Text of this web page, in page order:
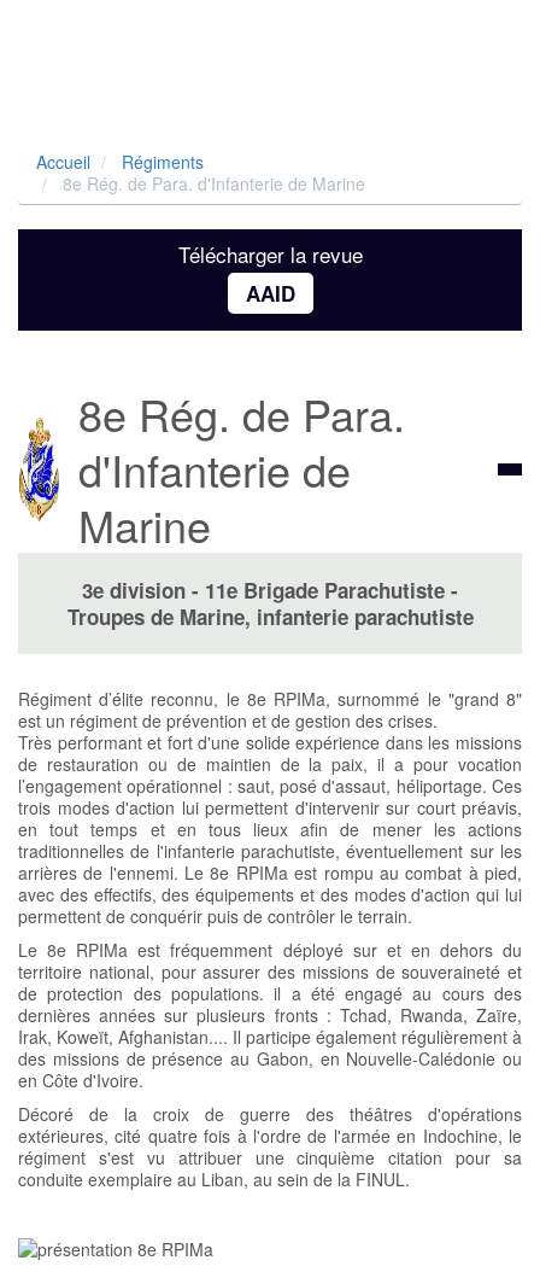
Accueil
Régiments
8e Rég. de Para. d'Infanterie de Marine
Télécharger la revue
AAID
8e Rég. de Para.
d'Infanterie de
Marine
3e division - 11e Brigade Parachutiste -
Troupes de Marine, infanterie parachutiste
Régiment d’élite reconnu, le 8e RPIMa, surnommé le "grand 8"
est un régiment de prévention et de gestion des crises.
Très performant et fort d'une solide expérience dans les missions
de restauration ou de maintien de la paix, il a pour vocation
l’engagement opérationnel : saut, posé d'assaut, héliportage. Ces
trois modes d'action lui permettent d'intervenir sur court préavis,
en tout temps et en tous lieux afin de mener les actions
traditionnelles de l'infanterie parachutiste, éventuellement sur les
arrières de l'ennemi. Le 8e RPIMa est rompu au combat à pied,
avec des effectifs, des équipements et des modes d'action qui lui
permettent de conquérir puis de contrôler le terrain.
Le 8e RPIMa est fréquemment déployé sur et en dehors du
territoire national, pour assurer des missions de souveraineté et
de protection des populations. il a été engagé au cours des
dernières années sur plusieurs fronts : Tchad, Rwanda, Zaïre,
Irak, Koweït, Afghanistan.... Il participe également régulièrement à
des missions de présence au Gabon, en Nouvelle-Calédonie ou
en Côte d'Ivoire.
Décoré de la croix de guerre des théâtres d'opérations
extérieures, cité quatre fois à l'ordre de l'armée en Indochine, le
régiment s'est vu attribuer une cinquième citation pour sa
conduite exemplaire au Liban, au sein de la FINUL.